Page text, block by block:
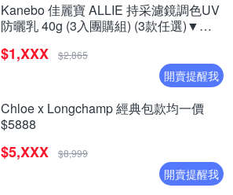
Kanebo 佳麗寶 ALLIE 持采濾鏡調色UV
防曬乳 40g (3入團購組) (3款任選)▼超
$1,XXX $2,865
開賣提醒我
Chloe x Longchamp 經典包款均一價
$5888
$5,XXX $8,999
開賣提醒我